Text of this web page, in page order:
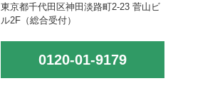
東京都千代田区神田淡路町2-23 菅山ビ
ル2F（総合受付）
0120-01-9179